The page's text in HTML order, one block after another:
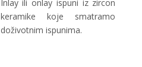
Inlay ili onlay ispuni iz zircon
keramike koje smatramo
doživotnim ispunima.